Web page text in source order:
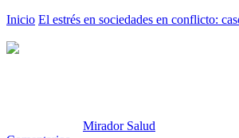
Inicio El estrés en sociedades en conflicto:
Mirador Salud